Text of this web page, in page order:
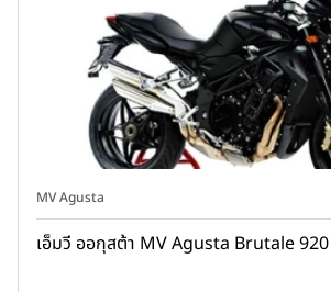
MV Agusta
เอ็มวี ออกุสต้า MV Agusta Brutale